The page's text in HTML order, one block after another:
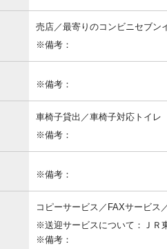
売店／最寄りのコンビニセブン
※備考：
※備考：
車椅子貸出／車椅子対応トイレ
※備考：
※備考：
コピーサービス／FAXサービス
※送迎サービスについて：ＪＲ
※備考：